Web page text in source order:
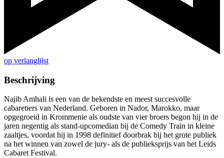
op verlanglijst
Beschrijving
Najib Amhali is een van de bekendste en meest succesvolle
cabaretiers van Nederland. Geboren in Nador, Marokko, maar
opgegroeid in Krommenie als oudste van vier broers begon hij in de
jaren negentig als stand-upcomedian bij de Comedy Train in kleine
zaaltjes, voordat hij in 1998 definitief doorbrak bij het grote publiek
na het winnen van zowel de jury- als de publieksprijs van het Leids
Cabaret Festival.